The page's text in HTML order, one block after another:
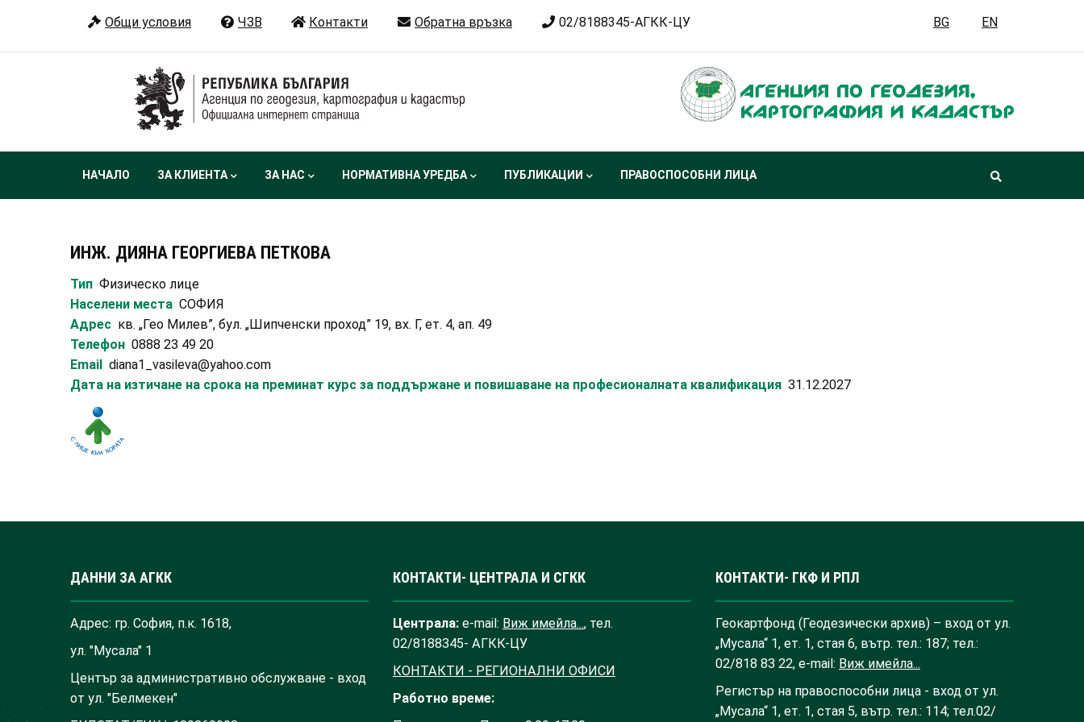
основното
Общи условия ЧЗВ Контакти Обратна връзка 02/8188345-АГКК-ЦУ BG EN
Main
НАЧАЛО ЗА КЛИЕНТА ЗА НАС НОРМАТИВНА УРЕДБА ПУБЛИКАЦИИ ПРАВОСПОСОБНИ ЛИЦА
ИНЖ. ДИЯНА ГЕОРГИЕВА ПЕТКОВА
Тип Физическо лице
Населени места СОФИЯ
Адрес кв. „Гео Милев”, бул. „Шипченски проход” 19, вх. Г, ет. 4, ап. 49
Телефон 0888 23 49 20
Email diana1_vasileva@yahoo.com
Дата на изтичане на срока на преминат курс за поддържане и повишаване на професионалната квалификация 31.12.2027
ДАННИ ЗА АГКК
Адрес: гр. София, п.к. 1618,
ул. "Мусала" 1
Център за административно обслужване - вход
от ул. "Белмекен"
КОНТАКТИ- ЦЕНТРАЛА И СГКК
Централа: e-mail: Виж имейла..., тел.
02/8188345- АГКК-ЦУ
КОНТАКТИ - РЕГИОНАЛНИ ОФИСИ
Работно време:
КОНТАКТИ- ГКФ И РПЛ
Геокартфонд (Геодезически архив) – вход от ул.
„Мусала“ 1, ет. 1, стая 6, вътр. тел.: 187; тел.:
02/818 83 22, e-mail: Виж имейла...
Регистър на правоспособни лица - вход от ул.
„Мусала“ 1, ет. 1, стая 5, вътр. тел.: 114; тел.02/